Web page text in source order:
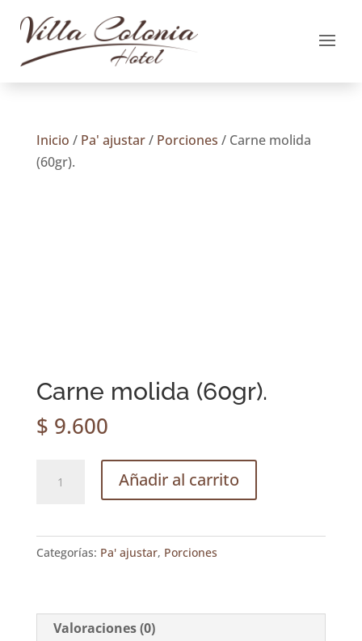
Inicio / Pa' ajustar/ Porciones / Carne molida
(60gr).
Carne molida (60gr).
$ 9.600
molida
cantidad
Añadir al carrito
Categorías: Pa' ajustar, Porciones
Valoraciones (0)